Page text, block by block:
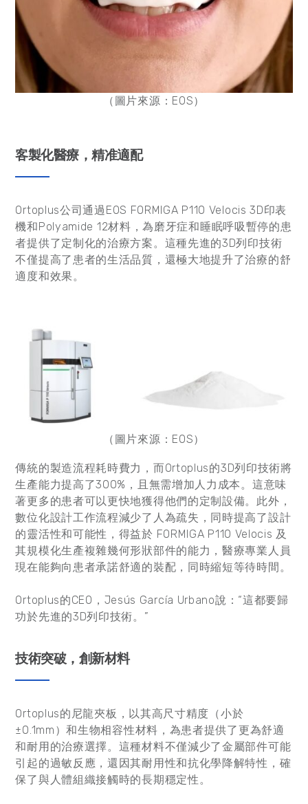
（圖片來源：EOS）
客製化醫療，精准適配
Ortoplus公司通過EOS FORMIGA P110 Velocis 3D印表
機和Polyamide 12材料，為磨牙症和睡眠呼吸暫停的患
者提供了定制化的治療方案。這種先進的3D列印技術
不僅提高了患者的生活品質，還極大地提升了治療的舒
適度和效果。
（圖片來源：EOS）
傳統的製造流程耗時費力，而Ortoplus的3D列印技術將
生產能力提高了300%，且無需增加人力成本。這意味
著更多的患者可以更快地獲得他們的定制設備。此外，
數位化設計工作流程減少了人為疏失，同時提高了設計
的靈活性和可能性，得益於 FORMIGA P110 Velocis 及
其規模化生產複雜幾何形狀部件的能力，醫療專業人員
現在能夠向患者承諾舒適的裝配，同時縮短等待時間。
Ortoplus的CEO，Jesús García Urbano說：“這都要歸
功於先進的3D列印技術。”
技術突破，創新材料
Ortoplus的尼龍夾板，以其高尺寸精度（小於
±0.1mm）和生物相容性材料，為患者提供了更為舒適
和耐用的治療選擇。這種材料不僅減少了金屬部件可能
引起的過敏反應，還因其耐用性和抗化學降解特性，確
保了與人體組織接觸時的長期穩定性。